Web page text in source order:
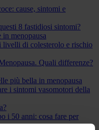
cause, sintomi e
8 fastidiosi sintomi?
in menopausa
livelli di colesterolo e rischio
Quali differenze?
più bella in menopausa
i sintomi vasomotori della
i 50 anni: cosa fare per